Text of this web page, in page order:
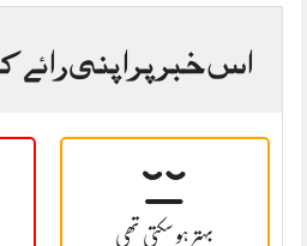
اس خبر پر اپنی رائے
بہتر ہو سکتی تھی